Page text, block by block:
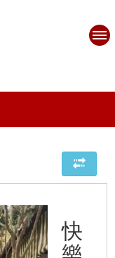
快